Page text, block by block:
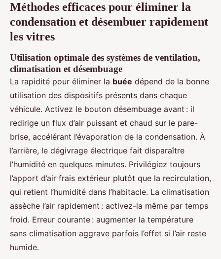
Méthodes efficaces pour éliminer la
condensation et désembuer rapidement
les vitres
Utilisation optimale des systèmes de ventilation,
climatisation et désembuage
La rapidité pour éliminer la buée dépend de la bonne
utilisation des dispositifs présents dans chaque
véhicule. Activez le bouton désembuage avant : il
redirige un flux d’air puissant et chaud sur le pare-
brise, accélérant l’évaporation de la condensation. À
l’arrière, le dégivrage électrique fait disparaître
l’humidité en quelques minutes. Privilégiez toujours
l’apport d’air frais extérieur plutôt que la recirculation,
qui retient l’humidité dans l’habitacle. La climatisation
assèche l’air rapidement : activez-la même par temps
froid. Erreur courante : augmenter la température
sans climatisation aggrave parfois l’effet si l’air reste
humide.